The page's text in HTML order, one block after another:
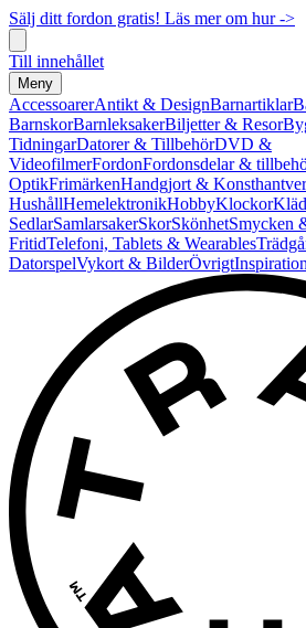
Sälj ditt fordon gratis! Läs mer om hur ->
Till innehållet
Meny
AccessoarerAntikt & DesignBarnartiklar
BarnskorBarnleksakerBiljetter & Resor
TidningarDatorer & TillbehörDVD &
VideofilmerFordonFordonsdelar &
OptikFrimärkenHandgjort &
HushållHemelektronikHobbyKlockor
SedlarSamlarsakerSkorSkönhetSmycken
FritidTelefoni, Tablets & Wearables
DatorspelVykort & BilderÖvrigtInspiration